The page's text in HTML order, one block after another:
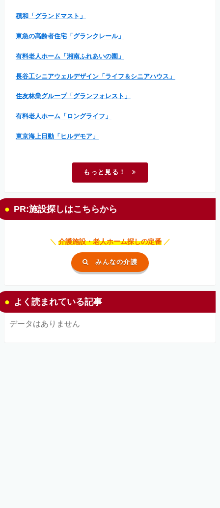
積和「グランドマスト」
東急の高齢者住宅「グランクレール」
有料老人ホーム「湘南ふれあいの園」
長谷工シニアウェルデザイン「ライフ＆シニアハウス」
住友林業グループ「グランフォレスト」
有料老人ホーム「ロングライフ」
東京海上日動「ヒルデモア」
もっと見る！
PR:施設探しはこちらから
＼ 介護施設・老人ホーム探しの定番 ／
みんなの介護
よく読まれている記事
データはありません